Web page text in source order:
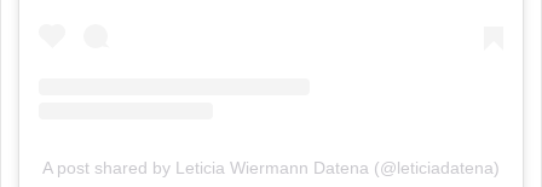
A post shared by Leticia Wiermann Datena (@leticiadatena)